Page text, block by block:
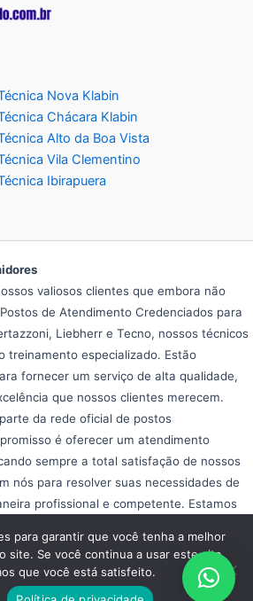
Nova Klabin
Chácara Klabin
Alto da Boa Vista
Vila Clementino
Ibirapuera
valiosos clientes que embora não
de Atendimento Credenciados para
Liebherr e Tecno, nossos técnicos
treinamento especializado. Estão
fornecer um serviço de alta qualidade,
que nossos clientes merecem.
da rede oficial de postos
é oferecer um atendimento
sempre a total satisfação de nossos
nós para resolver suas necessidades de
profissional e competente. Estamos
tranquilidade e eficiência em seu dia
Assistência Fogão Importado
para garantir que você tenha a melhor
site. Se você continua a usar este site,
que você está satisfeito.